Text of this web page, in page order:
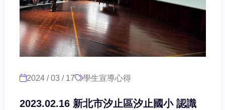
2024 / 03 / 17 學生宣導心得
2023.02.16 新北市汐止區汐止國小 認識